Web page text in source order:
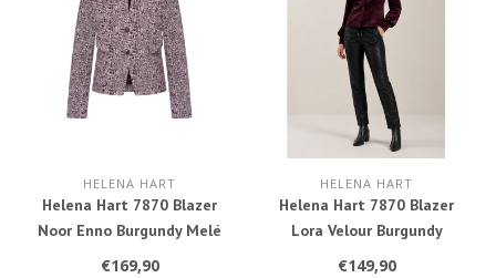
HELENA HART
Helena Hart 7870 Blazer
Noor Enno Burgundy Melé
€169,90
HELENA HART
Helena Hart 7870 Blazer
Lora Velour Burgundy
€149,90